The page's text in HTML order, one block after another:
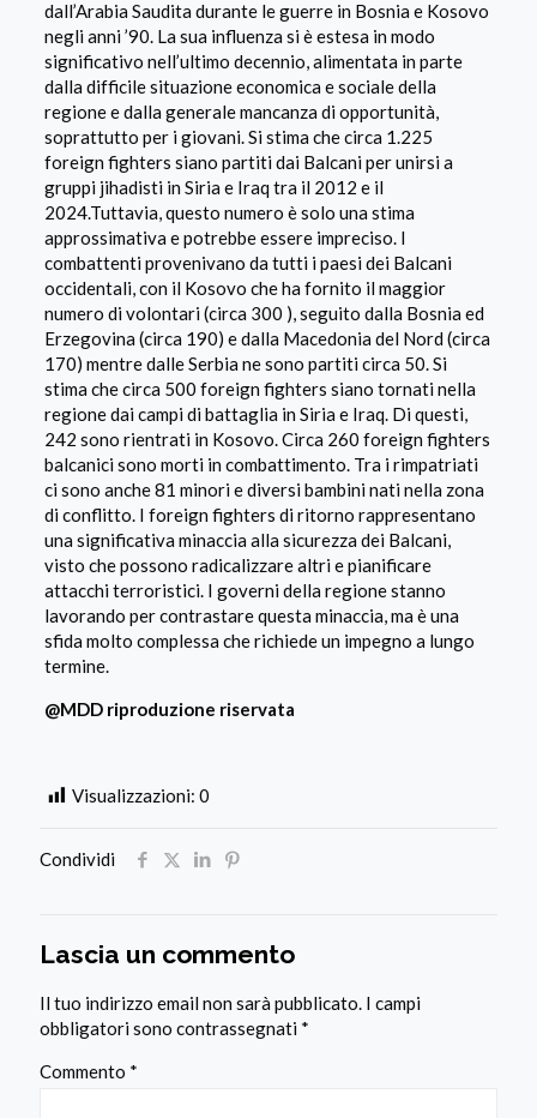
dall’Arabia Saudita durante le guerre in Bosnia e Kosovo
negli anni ’90. La sua influenza si è estesa in modo
significativo nell’ultimo decennio, alimentata in parte
dalla difficile situazione economica e sociale della
regione e dalla generale mancanza di opportunità,
soprattutto per i giovani. Si stima che circa 1.225
foreign fighters siano partiti dai Balcani per unirsi a
gruppi jihadisti in Siria e Iraq tra il 2012 e il
2024.Tuttavia, questo numero è solo una stima
approssimativa e potrebbe essere impreciso. I
combattenti provenivano da tutti i paesi dei Balcani
occidentali, con il Kosovo che ha fornito il maggior
numero di volontari (circa 300 ), seguito dalla Bosnia ed
Erzegovina (circa 190) e dalla Macedonia del Nord (circa
170) mentre dalle Serbia ne sono partiti circa 50. Si
stima che circa 500 foreign fighters siano tornati nella
regione dai campi di battaglia in Siria e Iraq. Di questi,
242 sono rientrati in Kosovo. Circa 260 foreign fighters
balcanici sono morti in combattimento. Tra i rimpatriati
ci sono anche 81 minori e diversi bambini nati nella zona
di conflitto. I foreign fighters di ritorno rappresentano
una significativa minaccia alla sicurezza dei Balcani,
visto che possono radicalizzare altri e pianificare
attacchi terroristici. I governi della regione stanno
lavorando per contrastare questa minaccia, ma è una
sfida molto complessa che richiede un impegno a lungo
termine.
@MDD riproduzione riservata
Visualizzazioni: 0
Condividi
Lascia un commento
Il tuo indirizzo email non sarà pubblicato. I campi
obbligatori sono contrassegnati *
Commento *